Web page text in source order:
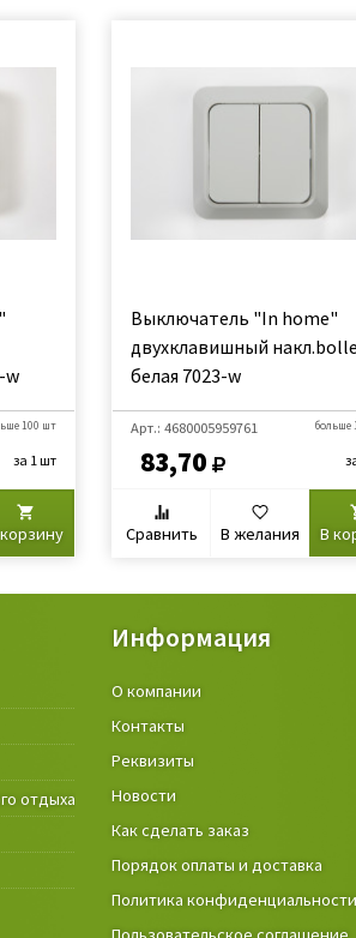
w
100 шт
за 1 шт
Выключатель "In home"
двухклавишный
белая 7023-w
Арт.: 4680005959761
83,70
больше
Сравнить В желания В
отдыха
Крепёжные изделия и
материалы
Товары и инструмент для дачи,
Фонари
Информация
О компании
Контакты
Реквизиты
Новости
Как сделать заказ
Порядок оплаты и доставка
Политика конфиденциальности